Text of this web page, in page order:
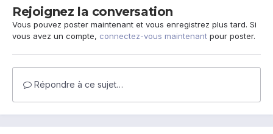
Rejoignez la conversation
Vous pouvez poster maintenant et vous enregistrez plus tard. Si
vous avez un compte, connectez-vous maintenant pour poster.
Répondre à ce sujet…